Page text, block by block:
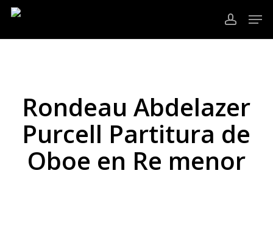
cuenta
Rondeau Abdelazer
Purcell Partitura de
Oboe en Re menor